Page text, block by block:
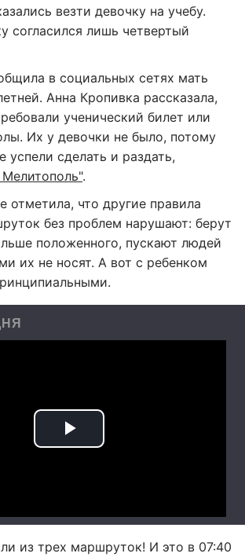
везти девочку на учебу.
согласился лишь четвертый
в социальных сетях мать
Анна Кропивка рассказала,
ученический билет или
Их у девочки не было, потому
успели сделать и раздать,
.
что другие правила
без проблем нарушают: берут
положенного, пускают людей
их не носят. А вот с ребенком
из трех маршруток! И это в 07:40